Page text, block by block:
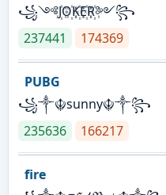
꧁༺J꙰O꙰K꙰E꙰R꙰༻꧂
237441
174369
PUBG
꧁༒☬sunny☬༒꧂
235636
166217
fire